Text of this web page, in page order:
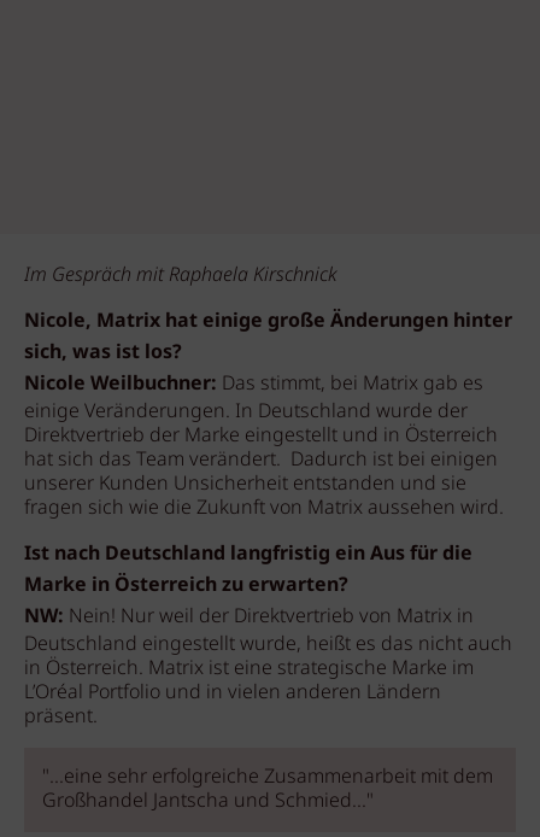
Im Gespräch mit Raphaela Kirschnick
Nicole, Matrix hat einige große Änderungen hinter
sich, was ist los?
Nicole Weilbuchner: Das stimmt, bei Matrix gab es
einige Veränderungen. In Deutschland wurde der
Direktvertrieb der Marke eingestellt und in Österreich
hat sich das Team verändert. Dadurch ist bei einigen
unserer Kunden Unsicherheit entstanden und sie
fragen sich wie die Zukunft von Matrix aussehen wird.
Ist nach Deutschland langfristig ein Aus für die
Marke in Österreich zu erwarten?
NW: Nein! Nur weil der Direktvertrieb von Matrix in
Deutschland eingestellt wurde, heißt es das nicht auch
in Österreich. Matrix ist eine strategische Marke im
L’Oréal Portfolio und in vielen anderen Ländern
präsent.
"...eine sehr erfolgreiche Zusammenarbeit mit dem
Großhandel Jantscha und Schmied..."